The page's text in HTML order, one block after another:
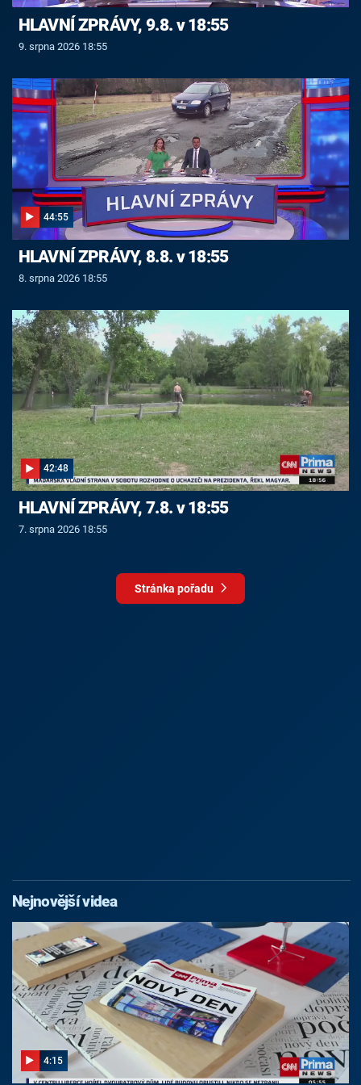
HLAVNÍ ZPRÁVY, 9.8. v 18:55
9. srpna 2026 18:55
44:55
HLAVNÍ ZPRÁVY, 8.8. v 18:55
8. srpna 2026 18:55
42:48
HLAVNÍ ZPRÁVY, 7.8. v 18:55
7. srpna 2026 18:55
Stránka pořadu
Nejnovější videa
4:15